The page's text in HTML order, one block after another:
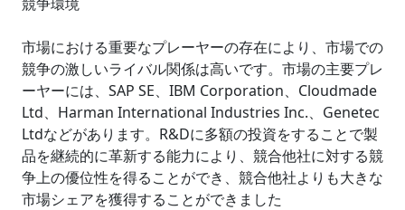
市場における重要なプレーヤーの存在により、市場での
競争の激しいライバル関係は高いです。市場の主要プレ
ーヤーには、SAP SE、IBM Corporation、Cloudmade
Ltd、Harman International Industries Inc.、Genetec
Ltdなどがあります。R&Dに多額の投資をすることで製
品を継続的に革新する能力により、競合他社に対する競
争上の優位性を得ることができ、競合他社よりも大きな
市場シェアを獲得することができました